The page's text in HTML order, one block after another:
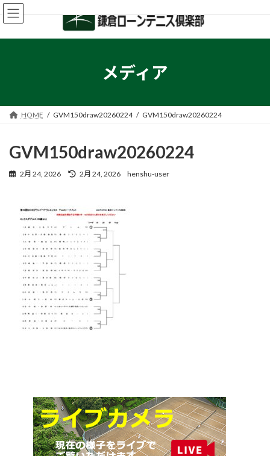
コ
ン
ン
ナ
ビ
ー
メディア
HOME GVM150draw20260224 GVM150draw20260224
GVM150draw20260224
2月 24, 2026
最
日
時
:
2月 24, 2026 henshu-user